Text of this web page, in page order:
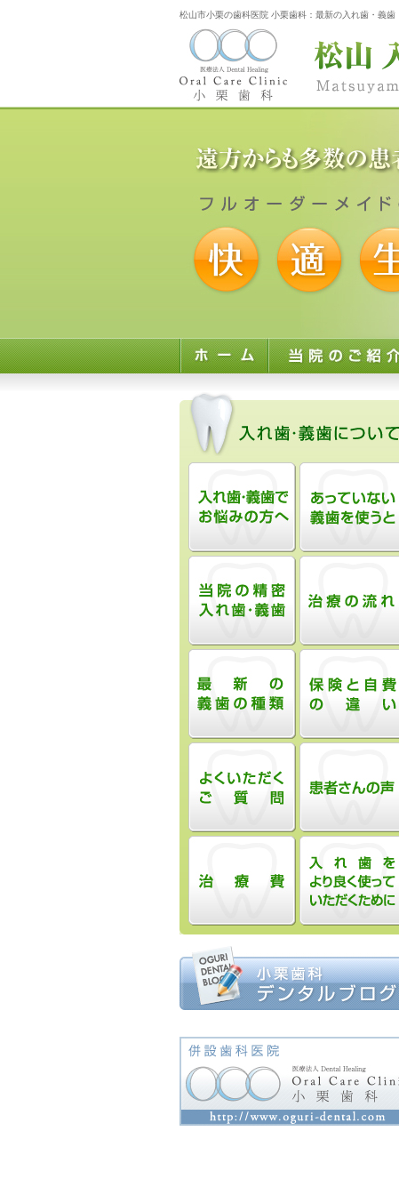
松山市小栗の歯科医院 小栗歯科：最新の入れ歯・義